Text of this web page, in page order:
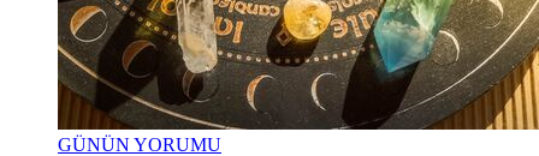
GÜNÜN YORUMU